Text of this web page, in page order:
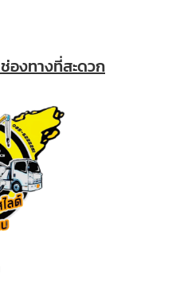
องทางที่สะดวก